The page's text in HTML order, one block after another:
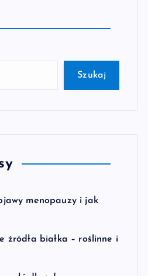
Szukaj
menopauzy i jak
źródła białka – roślinne i